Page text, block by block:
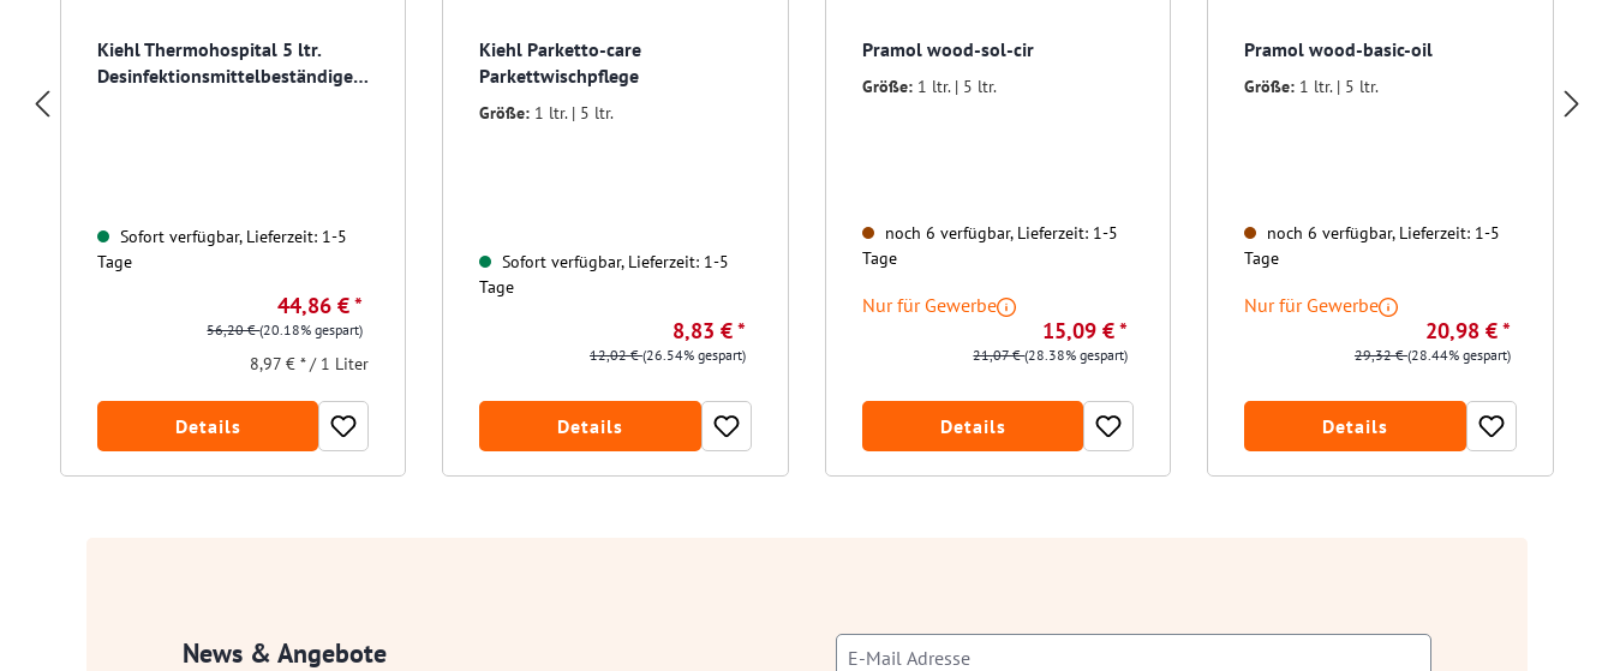
Kiehl Thermohospital 5 ltr.
Desinfektionsmittelbeständige
Sofort verfügbar, Lieferzeit: 1-5
Tage
44,86 € *
56,20 €(20.18% gespart)
8,97 € * / 1 Liter
Details
Kiehl Parketto-care
Parkettwischpflege
Größe: 1 ltr. | 5 ltr.
Sofort verfügbar, Lieferzeit: 1-5
Tage
8,83 € *
12,02 €(26.54% gespart)
Details
Pramol wood-sol-cir
Größe: 1 ltr. | 5 ltr.
noch 6 verfügbar, Lieferzeit: 1-5
Tage
Nur für Gewerbe
15,09 € *
21,07 €(28.38% gespart)
Details
Pramol wood-basic-oil
Größe: 1 ltr. | 5 ltr.
noch 6 verfügbar, Lieferzeit: 1-5
Tage
Nur für Gewerbe
20,98 € *
29,32 €(28.44% gespart)
Details
News & Angebote